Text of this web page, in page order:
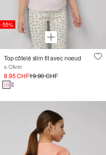
-55%
Top côtelé slim fit avec noeud
s.Oliver
8.95 CHF19.90 CHF